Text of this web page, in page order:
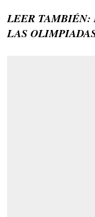
LEER TAMBIÉN:
LAS